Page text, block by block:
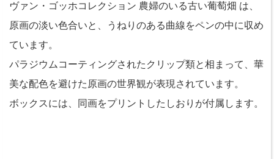
ヴァン・ゴッホコレクション 農婦のいる古い葡萄畑 は、
原画の淡い色合いと、うねりのある曲線をペンの中に収め
ています。
パラジウムコーティングされたクリップ類と相まって、華
美な配色を避けた原画の世界観が表現されています。
ボックスには、同画をプリントしたしおりが付属します。